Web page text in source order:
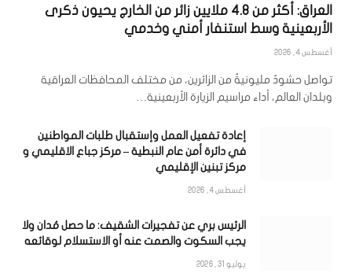
العراق: أكثر من 4.8 ملايين زائر من الخارج يحيون ذكرى
الأربعينية وسط استنفار أمني وخدمي
أغسطس 4, 2026
تواصل حشودٌ مليونيةٌ من الزائرين، من مختلف المحافظات العراقية
وبلدان العالم، أداء مراسيم الزيارة الأربعينية…
إعادة تفعيل العمل وإستقبال طلبات المواطنين
في دائرة أمن عام النبطية – مركز جباع الاقليمي و
مركز تبنين الإقليمي
أغسطس 4, 2026
الرئيس بري عن تفجيرات الشقيف: ما حصل مُدان ولا
يجب السكوت والصمت عنه أو الاستسلام لوقائعه
يوليو 31, 2026